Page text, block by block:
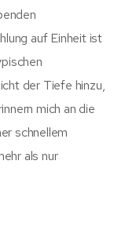
auf Einheit ist
der Tiefe hinzu,
mich an die
schnellem
als nur